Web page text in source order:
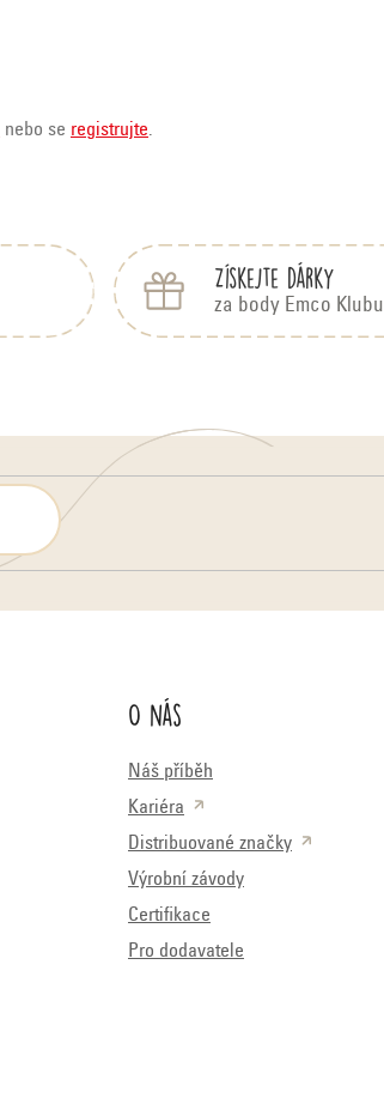
nebo se registrujte.
Získejte dárky
za body Emco Klubu
O nás
Náš příběh
Kariéra
Distribuované značky
Výrobní závody
Certifikace
Pro dodavatele